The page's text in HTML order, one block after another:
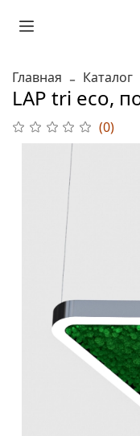
Главная Каталог
LAP tri eco,
(0)